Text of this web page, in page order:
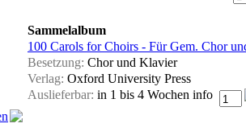
Sammelalbum
100 Carols for Choirs - Für Gem. Chor
Besetzung: Chor und Klavier
Verlag: Oxford University Press
Auslieferbar: in 1 bis 4 Wochen info